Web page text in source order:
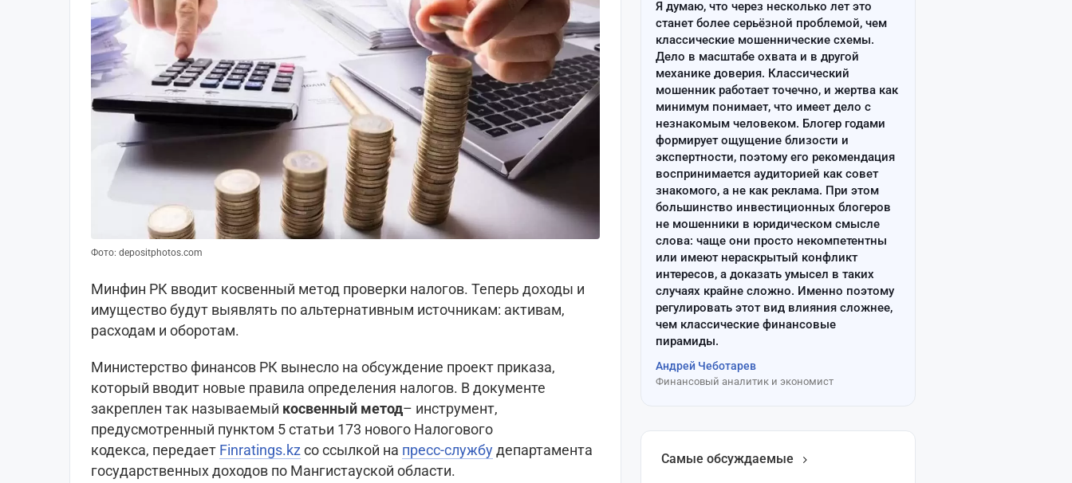
Фото: depositphotos.com
Минфин РК вводит косвенный метод проверки налогов. Теперь доходы и
имущество будут выявлять по альтернативным источникам: активам,
расходам и оборотам.
Министерство финансов РК вынесло на обсуждение проект приказа,
который вводит новые правила определения налогов. В документе
закреплен так называемый косвенный метод– инструмент,
предусмотренный пунктом 5 статьи 173 нового Налогового
кодекса, передает Finratings.kzсо ссылкой на пресс-службудепартамента
государственных доходов по Мангистауской области.
Я думаю, что через несколько лет это
станет более серьёзной проблемой, чем
классические мошеннические схемы.
Дело в масштабе охвата и в другой
механике доверия. Классический
мошенник работает точечно, и жертва как
минимум понимает, что имеет дело с
незнакомым человеком. Блогер годами
формирует ощущение близости и
экспертности, поэтому его рекомендация
воспринимается аудиторией как совет
знакомого, а не как реклама. При этом
большинство инвестиционных блогеров
не мошенники в юридическом смысле
слова: чаще они просто некомпетентны
или имеют нераскрытый конфликт
интересов, а доказать умысел в таких
случаях крайне сложно. Именно поэтому
регулировать этот вид влияния сложнее,
чем классические финансовые
пирамиды.
Андрей Чеботарев
Финансовый аналитик и экономист
Самые обсуждаемые